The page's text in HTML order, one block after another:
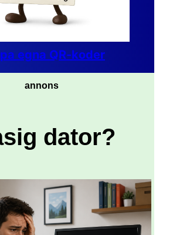
egna QR-koder
annons
dator?